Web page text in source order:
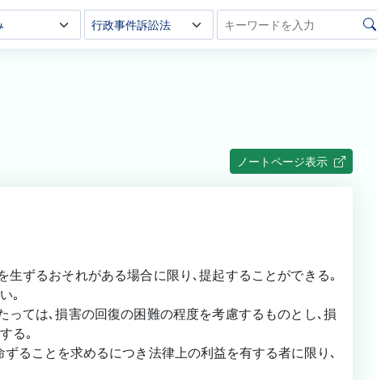
ノートページ表示
ずるおそれがある場合に限り､提起することができる｡
い｡
ては､損害の回復の困難の程度を考慮するものとし､損
る｡
ることを求めるにつき法律上の利益を有する者に限り､